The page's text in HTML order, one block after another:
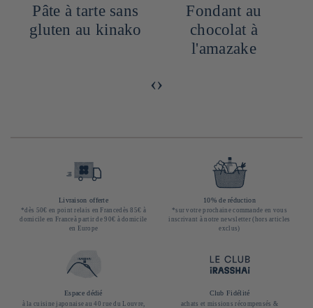
Pâte à tarte sans
gluten au kinako
Fondant au
chocolat à
l'amazake
‹›
Livraison offerte
*dès 50€ en point relais en Francedès 85€ à
domicile en Franceà partir de 90€ à domicile
en Europe
10% de réduction
*sur votre prochaine commande en vous
inscrivant à notre newsletter (hors articles
exclus)
Espace dédié
à la cuisine japonaise au 40 rue du Louvre,
Club Fidélité
achats et missions récompensés &